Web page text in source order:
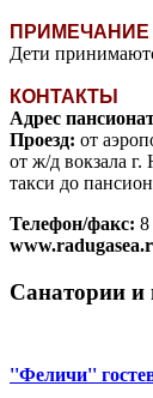
ПРИМЕЧАНИЕ
Дети
КОНТАКТЫ
Адрес
Проезд: от
от ж/д вокзала
такси до
Телефон/факс: 8
Санатории и
''Феличи''